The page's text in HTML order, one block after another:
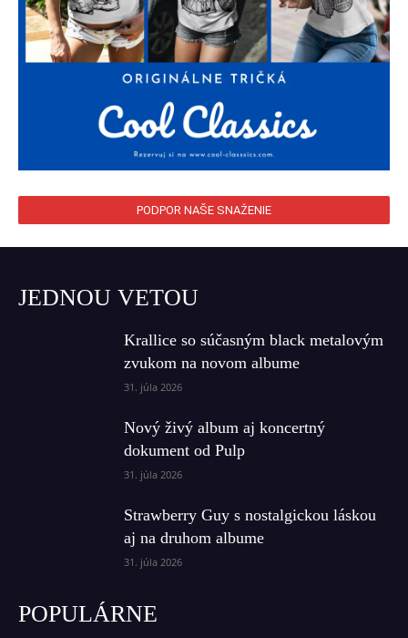
PODPOR NAŠE SNAŽENIE
JEDNOU VETOU
Krallice so súčasným black metalovým
zvukom na novom albume
31. júla 2026
Nový živý album aj koncertný
dokument od Pulp
31. júla 2026
Strawberry Guy s nostalgickou láskou
aj na druhom albume
31. júla 2026
POPULÁRNE